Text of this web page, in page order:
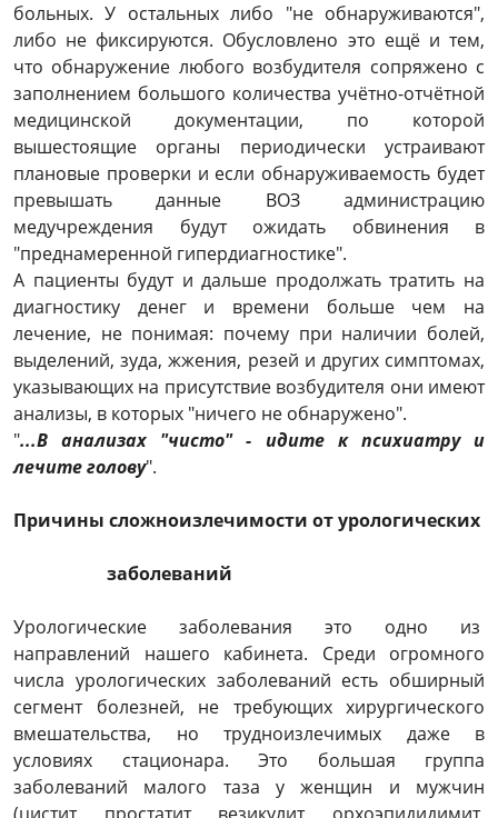
больных. У остальных либо "не обнаруживаются",
либо не фиксируются. Обусловлено это ещё и тем,
что обнаружение любого возбудителя сопряжено с
заполнением большого количества учётно-отчётной
медицинской документации, по которой
вышестоящие органы периодически устраивают
плановые проверки и если обнаруживаемость будет
превышать данные ВОЗ администрацию
медучреждения будут ожидать обвинения в
"преднамеренной гипердиагностике".
А пациенты будут и дальше продолжать тратить на
диагностику денег и времени больше чем на
лечение, не понимая: почему при наличии болей,
выделений, зуда, жжения, резей и других симптомах,
указывающих на присутствие возбудителя они имеют
анализы, в которых "ничего не обнаружено".
"...В анализах "чисто" - идите к психиатру и
лечите голову".
Причины сложноизлечимости от урологических
заболеваний
Урологические заболевания это одно из
направлений нашего кабинета. Среди огромного
числа урологических заболеваний есть обширный
сегмент болезней, не требующих хирургического
вмешательства, но трудноизлечимых даже в
условиях стационара. Это большая группа
заболеваний малого таза у женщин и мужчин